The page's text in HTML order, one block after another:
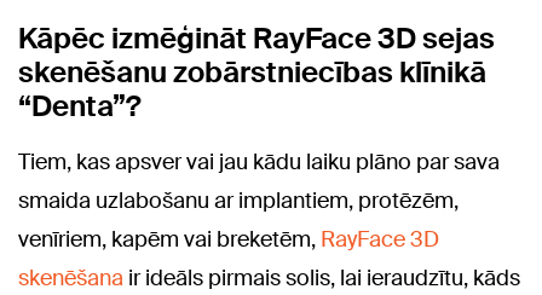
Kāpēc izmēģināt RayFace 3D sejas
skenēšanu zobārstniecības klīnikā
“Denta”?
Tiem, kas apsver vai jau kādu laiku plāno par sava
smaida uzlabošanu ar implantiem, protēzēm,
venīriem, kapēm vai breketēm, RayFace 3D
skenēšana ir ideāls pirmais solis, lai ieraudzītu, kāds